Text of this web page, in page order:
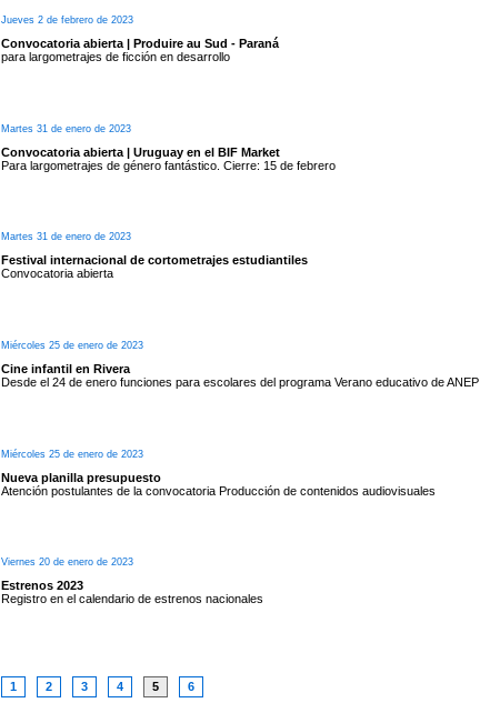
Jueves 2 de febrero de 2023
Convocatoria abierta | Produire au Sud - Paraná
para largometrajes de ficción en desarrollo
Martes 31 de enero de 2023
Convocatoria abierta | Uruguay en el BIF Market
Para largometrajes de género fantástico. Cierre: 15 de febrero
Martes 31 de enero de 2023
Festival internacional de cortometrajes estudiantiles
Convocatoria abierta
Miércoles 25 de enero de 2023
Cine infantil en Rivera
Desde el 24 de enero funciones para escolares del programa Verano educativo de ANEP
Miércoles 25 de enero de 2023
Nueva planilla presupuesto
Atención postulantes de la convocatoria Producción de contenidos audiovisuales
Viernes 20 de enero de 2023
Estrenos 2023
Registro en el calendario de estrenos nacionales
1 2 3 4 5 6